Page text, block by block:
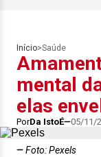
Início>Saúde
mental
elas
PorDa IstoÉ 05/11/
Foto: Pexels